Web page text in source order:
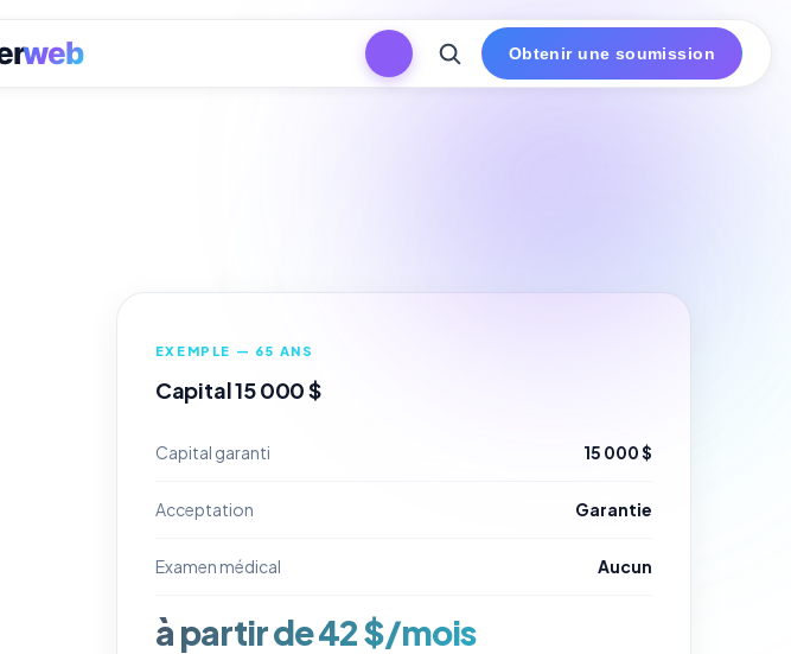
Obtenir une soumission
EXEMPLE — 65 ANS
Capital 15 000 $
Capital garanti 15 000 $
Acceptation Garantie
Examen médical Aucun
à partir de 42 $/mois